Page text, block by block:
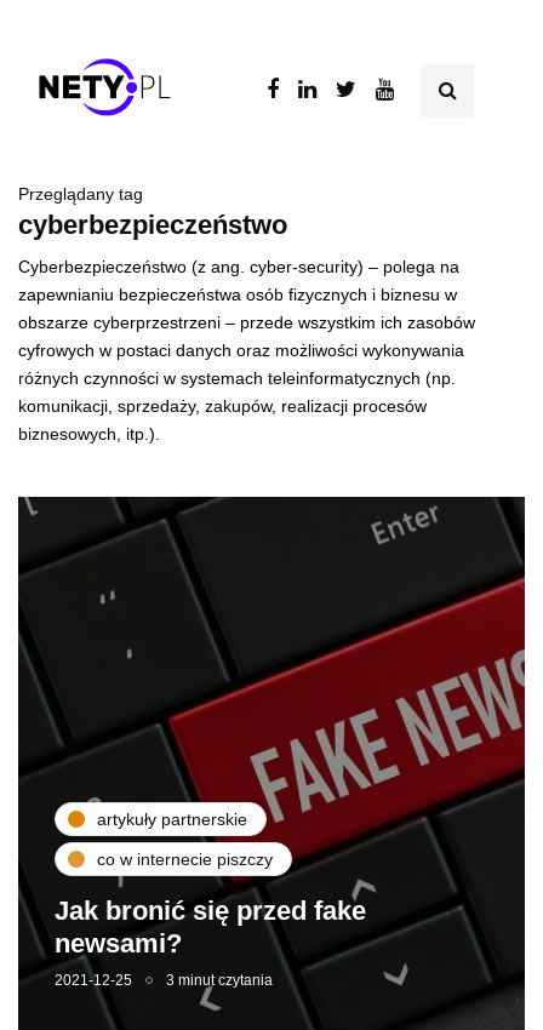
Przeglądany tag
cyberbezpieczeństwo
Cyberbezpieczeństwo (z ang. cyber-security) – polega na
zapewnianiu bezpieczeństwa osób fizycznych i biznesu w
obszarze cyberprzestrzeni – przede wszystkim ich zasobów
cyfrowych w postaci danych oraz możliwości wykonywania
różnych czynności w systemach teleinformatycznych (np.
komunikacji, sprzedaży, zakupów, realizacji procesów
biznesowych, itp.).
artykuły partnerskie
co w internecie piszczy
Jak bronić się przed fake
newsami?
2021-12-25 3 minut czytania